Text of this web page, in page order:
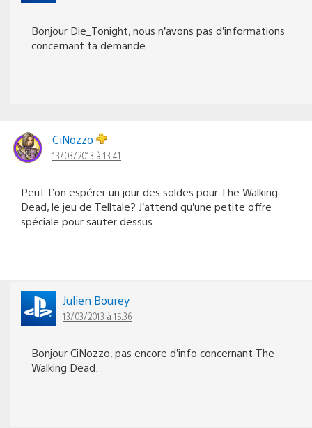
Bonjour Die_Tonight, nous n’avons pas d’informations
concernant ta demande.
CiNozzo
13/03/2013 à 13:41
Peut t’on espérer un jour des soldes pour The Walking
Dead, le jeu de Telltale? J’attend qu’une petite offre
spéciale pour sauter dessus.
Julien Bourey
13/03/2013 à 15:36
Bonjour CiNozzo, pas encore d’info concernant The
Walking Dead.